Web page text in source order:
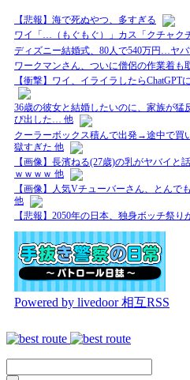
【悲報】海で死ぬやつ、多すぎる
ワイ「…（もぐもぐ）」カス「クチャク
ディズニー結婚式、80人で540万円…ヤ
ワークマンさん、ついに僧侶の作業着も
【衝撃】ワイ、イライラしたら
36歳の彼女と結婚したいのに、家族が
び出した… 他
クーラーボックス積んで出発→途中で買
獄すぎた 他
【画像】長濱ねる(27歳)の乳がヤバイと
ｗｗｗｗ 他
【画像】人気Vチューバーさん、とんで
他
【悲報】2050年の日本、独身ボッチ祭
Powered by livedoor 相互RSS